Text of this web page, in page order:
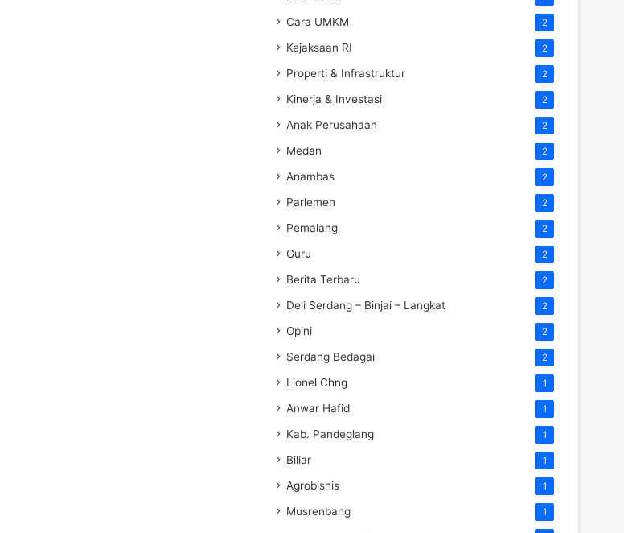
Cara UMKM 2
Kejaksaan RI 2
Properti & Infrastruktur 2
Kinerja & Investasi 2
Anak Perusahaan 2
Medan 2
Anambas 2
Parlemen 2
Pemalang 2
Guru 2
Berita Terbaru 2
Deli Serdang – Binjai – Langkat 2
Opini 2
Serdang Bedagai 2
Lionel Chng 1
Anwar Hafid 1
Kab. Pandeglang 1
Biliar 1
Agrobisnis 1
Musrenbang 1